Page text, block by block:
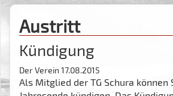
Austritt
Kündigung
Der Verein 17.08.2015
Als Mitglied der TG Schura können